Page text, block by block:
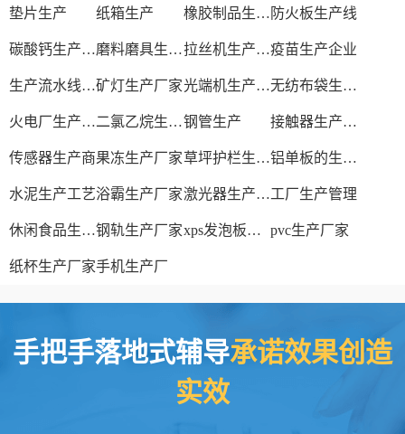
垫片生产 纸箱生产 橡胶制品生产厂 防火板生产线
碳酸钙生产设备 磨料磨具生产厂家 拉丝机生产厂家疫苗生产企业
生产流水线设备矿灯生产厂家 光端机生产厂家 无纺布袋生产厂家
火电厂生产过程 二氯乙烷生产厂家钢管生产 接触器生产厂家
传感器生产商果冻生产厂家 草坪护栏生产厂家 铝单板的生产厂家
水泥生产工艺浴霸生产厂家 激光器生产厂家工厂生产管理
休闲食品生产线钢轨生产厂家 xps发泡板材生产线 pvc生产厂家
纸杯生产厂家手机生产厂
手把手落地式辅导承诺效果创造
实效